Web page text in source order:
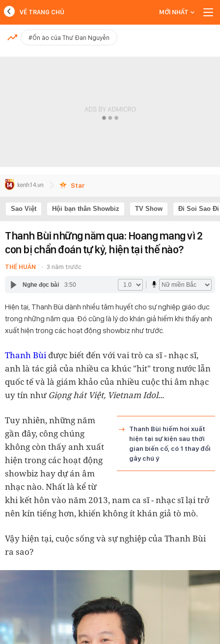
MỚI NHẤT
VỀ TRANG CHỦ MỚI NHẤT
#Ồn ào của Thư Đan Nguyễn
Star
Sao Việt Hội bạn thân Showbiz TV Show Đi Soi Sao Đi
Thanh Bùi những năm qua: Hoang mang vì 2
con bị chẩn đoán tự kỷ, hiện tại thế nào?
THẾ HUÂN 3 năm trước
Nghe đọc bài 3:50
Hiện tại, Thanh Bùi dành nhiều tâm huyết cho sự nghiệp giáo dục
trong những năm qua. Đó cũng là lý do khán giả hiếm khi thấy anh
xuất hiện trong các hoạt động showbiz như trước.
Thanh Bùiđược biết đến với vai trò ca sĩ - nhạc sĩ,
anh là tác giả của nhiều ca khúc "hit" trong nước lẫn
quốc tế và là giám khảo của nhiều cuộc thi âm nhạc
uy tín như Giọng hát Việt, Vietnam Idol...
Thanh Bùi hiếm hoi xuất
hiện tại sự kiện sau thời
gian biến cố, có 1 thay đổi
gây chú ý
Tuy nhiên, những năm
gần đây, công chúng
không còn thấy anh xuất
hiện trong các hoạt động
showbiz hay dự án âm
nhạc nào. Nhất là kể từ
khi kết hôn vào năm 2013, nam ca sĩ - nhạc sĩ lại trở
nên kín tiếng hơn, khiến không ít khán giả tò mò.
Vậy hiện tại, cuộc sống và sự nghiệp của Thanh Bùi
ra sao?